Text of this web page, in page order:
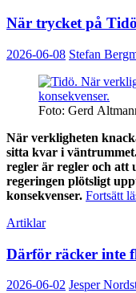
När trycket på
2026-06-08 Stefan
Foto: Gerd
När verkligheten
sitta kvar i
regler är regler och att
regeringen plötsligt
konsekvenser. Fortsätt
Artiklar
Därför räcker inte
2026-06-02 Jesper